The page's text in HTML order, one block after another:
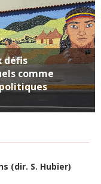
défis
comme
(dir. S. Hubier)